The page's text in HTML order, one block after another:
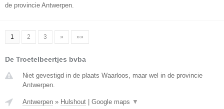
de provincie Antwerpen.
1 2 3 » »»
De Troetelbeertjes bvba
Niet gevestigd in de plaats Waarloos, maar wel in de provincie
Antwerpen.
Antwerpen » Hulshout Google maps ▼